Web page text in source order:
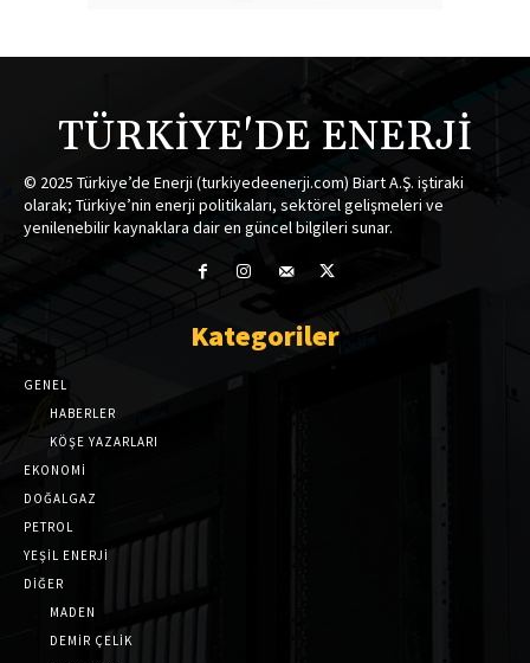
TÜRKİYE'DE ENERJİ
© 2025 Türkiye’de Enerji (turkiyedeenerji.com) Biart A.Ş. iştiraki
olarak; Türkiye’nin enerji politikaları, sektörel gelişmeleri ve
yenilenebilir kaynaklara dair en güncel bilgileri sunar.
Kategoriler
GENEL
HABERLER
KÖŞE YAZARLARI
EKONOMİ
DOĞALGAZ
PETROL
YEŞİL ENERJİ
DİĞER
MADEN
DEMİR ÇELİK